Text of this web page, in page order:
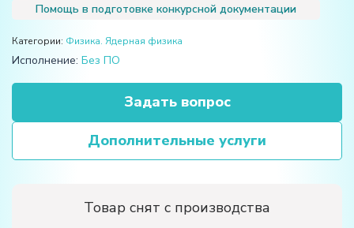
Помощь в подготовке конкурсной документации
Категории: Физика. Ядерная физика
Исполнение: Без ПО
Задать вопрос
Дополнительные услуги
Товар снят с производства